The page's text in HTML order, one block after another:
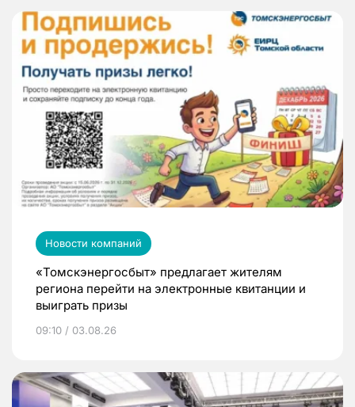
Новости компаний
«Томскэнергосбыт» предлагает жителям
региона перейти на электронные квитанции и
выиграть призы
09:10 / 03.08.26